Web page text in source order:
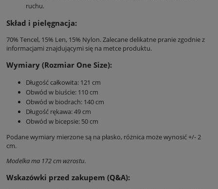
ruchu.
Skład i pielęgnacja:
70% Tencel, 15% Len, 15% Nylon. Zalecane delikatne pranie zgodnie z
informacjami znajdującymi się na metce produktu.
Wymiary (Rozmiar One Size):
Długość całkowita: 121 cm
Obwód w biuście: 110 cm
Obwód w biodrach: 140 cm
Długość rękawa: 49 cm
Obwód w bicepsie: 50 cm
Podane wymiary mierzone są na płasko, różnica może wynosić +/- 2
cm.
Modelka ma 172 cm wzrostu.
Wskazówki przed zakupem (Q&A):